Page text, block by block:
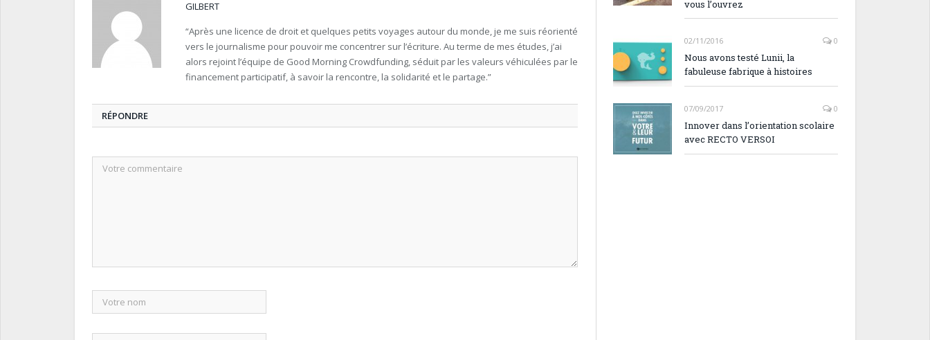
GILBERT
“Après une licence de droit et quelques petits voyages autour du monde, je me suis réorienté
vers le journalisme pour pouvoir me concentrer sur l’écriture. Au terme de mes études, j’ai
alors rejoint l’équipe de Good Morning Crowdfunding, séduit par les valeurs véhiculées par le
financement participatif, à savoir la rencontre, la solidarité et le partage.”
RÉPONDRE
vous l’ouvrez
02/11/2016 0
Nous avons testé Lunii, la
fabuleuse fabrique à histoires
07/09/2017 0
Innover dans l’orientation scolaire
avec RECTO VERSOI